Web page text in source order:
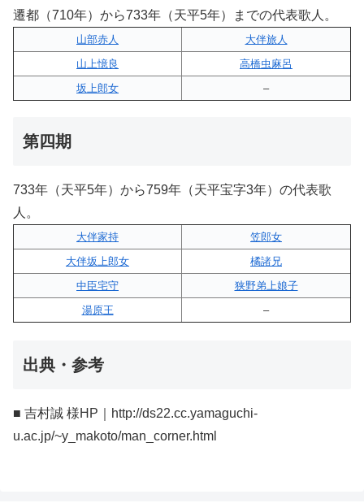
遷都（710年）から733年（天平5年）までの代表歌人。
山部赤人
大伴旅人
山上憶良
高橋虫麻呂
坂上郎女
–
第四期
733年（天平5年）から759年（天平宝字3年）の代表歌
人。
大伴家持
笠郎女
大伴坂上郎女
橘諸兄
中臣宅守
狭野弟上娘子
湯原王
–
出典・参考
■ 吉村誠 様HP｜http://ds22.cc.yamaguchi-
u.ac.jp/~y_makoto/man_corner.html